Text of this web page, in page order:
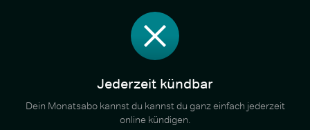
Jederzeit kündbar
Dein Monatsabo kannst du kannst du ganz einfach jederzeit
online kündigen.